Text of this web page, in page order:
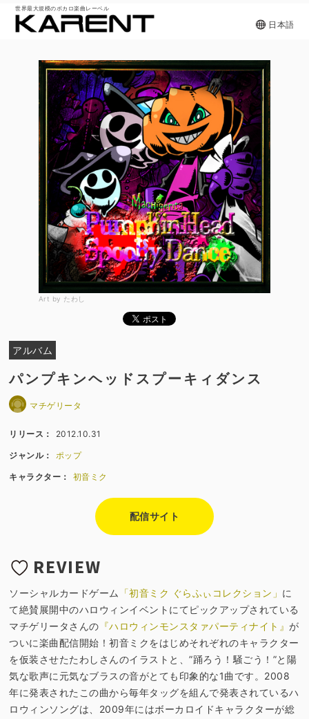
世界最大規模のボカロ楽曲レーベル
日本語
Art by たわし
アルバム
パンプキンヘッドスプーキィダンス
マチゲリータ
リリース： 2012.10.31
ジャンル： ポップ
キャラクター： 初音ミク
配信サイト
REVIEW
ソーシャルカードゲーム 「初音ミク ぐらふぃコレクション」 に
て絶賛展開中のハロウィンイベントにてピックアップされている
マチゲリータさんの 『ハロウィンモンスタァパーティナイト』が
ついに楽曲配信開始！初音ミクをはじめそれぞれのキャラクター
を仮装させたたわしさんのイラストと、”踊ろう！騒ごう！”と陽
気な歌声に元気なブラスの音がとても印象的な1曲です。2008
年に発表されたこの曲から毎年タッグを組んで発表されているハ
ロウィンソングは、2009年にはボーカロイドキャラクターが総